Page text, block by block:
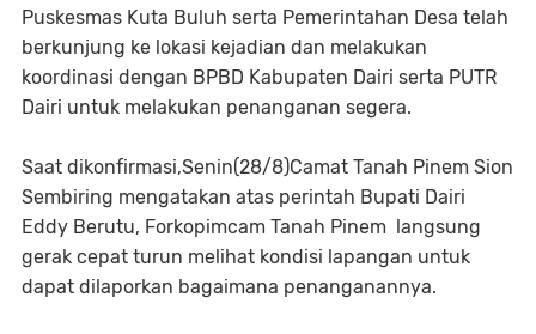
Puskesmas Kuta Buluh serta Pemerintahan Desa telah
berkunjung ke lokasi kejadian dan melakukan
koordinasi dengan BPBD Kabupaten Dairi serta PUTR
Dairi untuk melakukan penanganan segera.
Saat dikonfirmasi,Senin(28/8)Camat Tanah Pinem Sion
Sembiring mengatakan atas perintah Bupati Dairi
Eddy Berutu, Forkopimcam Tanah Pinem langsung
gerak cepat turun melihat kondisi lapangan untuk
dapat dilaporkan bagaimana penanganannya.